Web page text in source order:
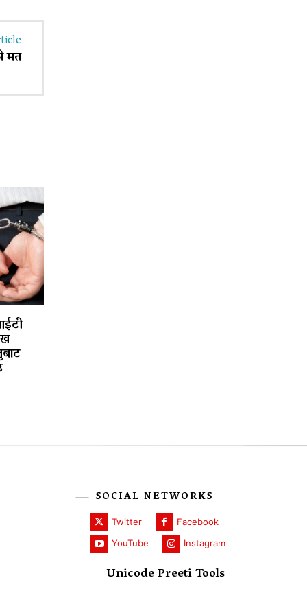
मत
SOCIAL NETWORKS
Twitter
Facebook
YouTube
Instagram
Unicode Preeti Tools